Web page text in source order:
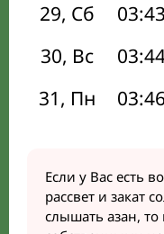
29, Сб
03:43
30, Вс
31, Пн
03:46
Если у Вас есть
рассвет и закат
слышать азан,